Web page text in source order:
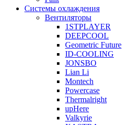
Системы охлаждения
Вентиляторы
1STPLAYER
DEEPCOOL
Geometric Future
ID-COOLING
JONSBO
Lian Li
Montech
Powercase
Thermalright
upHere
Valkyrie